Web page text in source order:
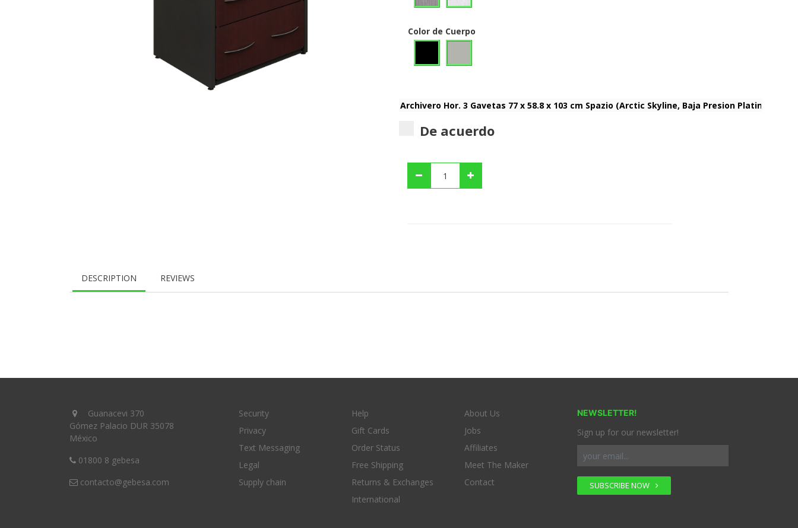
Color de Cuerpo
De acuerdo
DESCRIPTION REVIEWS
Guanacevi 370
Gómez Palacio DUR 35078
México
01800 8 gebesa
contacto@gebesa.com
Security
Privacy
Text Messaging
Legal
Supply chain
Help
Gift Cards
Order Status
Free Shipping
Returns & Exchanges
International
About Us
Jobs
Affiliates
Meet The Maker
Contact
NEWSLETTER!
Sign up for our newsletter!
SUBSCRIBE NOW